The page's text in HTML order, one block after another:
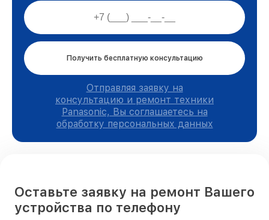
Получить бесплатную консультацию
Отправляя заявку на
консультацию и ремонт техники
Panasonic, Вы соглашаетесь на
обработку персональных данных
Оставьте заявку на ремонт Вашего
устройства по телефону